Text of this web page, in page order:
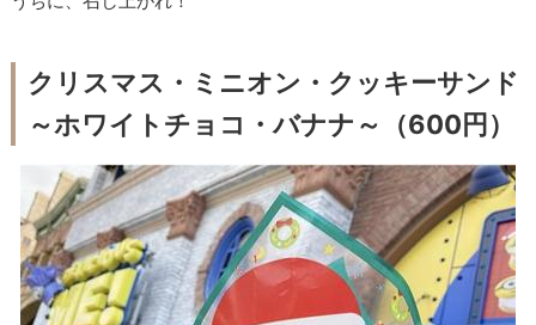
クリスマス・ミニオン・クッキーサンド
～ホワイトチョコ・バナナ～（600円）